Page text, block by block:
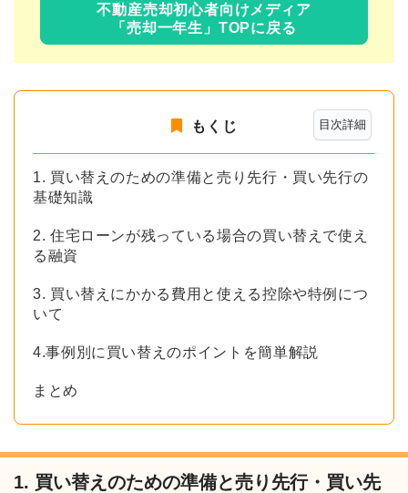
不動産売却初心者向けメディア
「売却一年生」TOPに戻る
目次詳細
もくじ
1. 買い替えのための準備と売り先行・買い先行の
基礎知識
2. 住宅ローンが残っている場合の買い替えで使え
る融資
3. 買い替えにかかる費用と使える控除や特例につ
いて
4.事例別に買い替えのポイントを簡単解説
まとめ
1. 買い替えのための準備と売り先行・買い先